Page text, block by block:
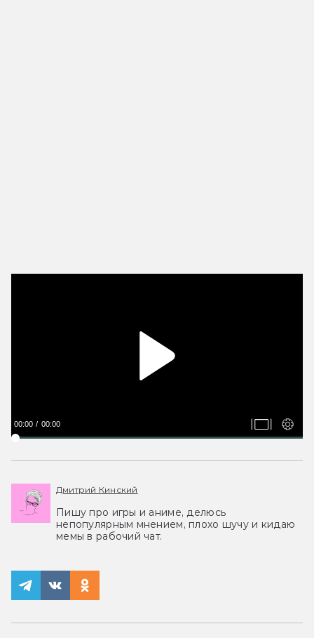
00:00 00:00
Дмитрий Кинский
Пишу про игры и аниме, делюсь
непопулярным мнением, плохо шучу и кидаю
мемы в рабочий чат.